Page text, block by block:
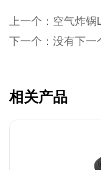
上一个：空气炸
下一个：没有下一
相关产品